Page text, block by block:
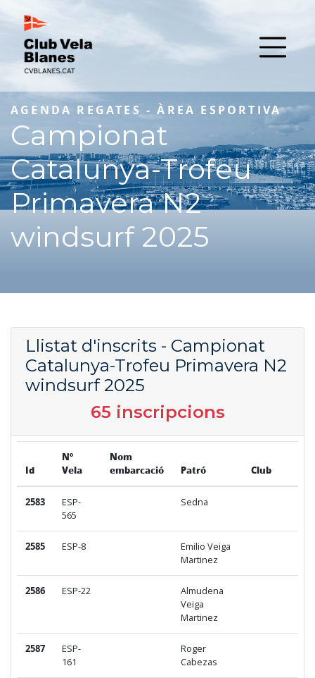
AGENDA REGATES - ÀREA ESPORTIVA
Campionat
Catalunya-Trofeu
Primavera N2
windsurf 2025
Llistat d'inscrits - Campionat
Catalunya-Trofeu Primavera N2
windsurf 2025
65 inscripcions
Id
Nº
Vela
Nom
embarcació
Patró Club
2583
ESP-
565
Sedna
2585 ESP-8
Emilio Veiga
Martinez
2586 ESP-22
Almudena
Veiga
Martinez
2587
ESP-
161
Roger
Cabezas